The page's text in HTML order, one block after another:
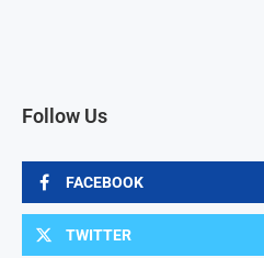
Follow Us
FACEBOOK
TWITTER